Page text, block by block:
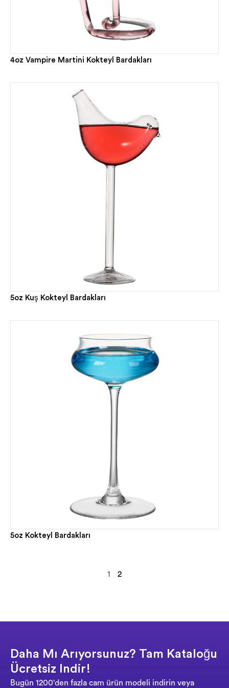
4oz Vampire Martini Kokteyl Bardakları
5oz Kuş Kokteyl Bardakları
5oz Kokteyl Bardakları
1 2
Daha Mı Arıyorsunuz? Tam Kataloğu
Ücretsiz Indir!
Bugün 1200'den fazla cam ürün modeli indirin veya